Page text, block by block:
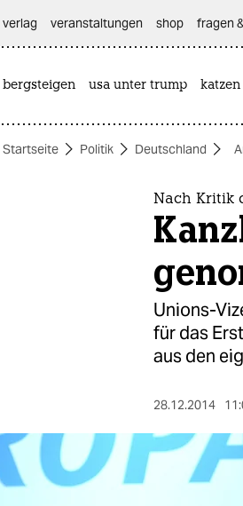
themen
nord
wahrheit
verlag
veranstaltungen shop fragen
bergsteigen usa unter trump katzen
Startseite Politik Deutschland
Nach Kritik
Unions-
für das
aus den
28.12.2014